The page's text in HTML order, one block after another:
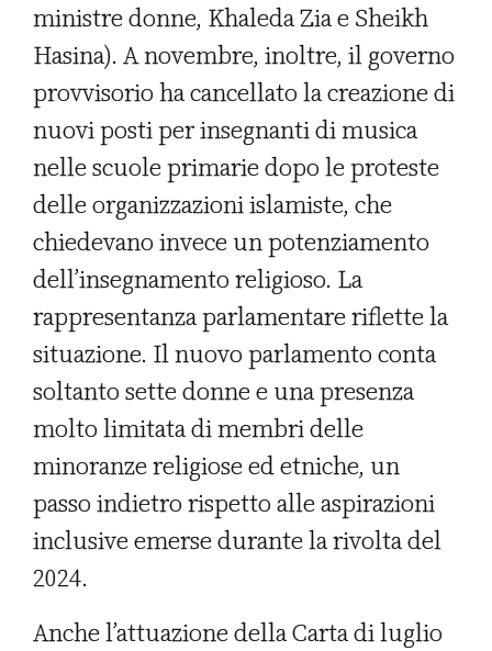
ministre donne, Khaleda Zia e Sheikh
Hasina). A novembre, inoltre, il governo
provvisorio ha cancellato la creazione di
nuovi posti per insegnanti di musica
nelle scuole primarie dopo le proteste
delle organizzazioni islamiste, che
chiedevano invece un potenziamento
dell’insegnamento religioso. La
rappresentanza parlamentare riflette la
situazione. Il nuovo parlamento conta
soltanto sette donne e una presenza
molto limitata di membri delle
minoranze religiose ed etniche, un
passo indietro rispetto alle aspirazioni
inclusive emerse durante la rivolta del
2024.
Anche l’attuazione della Carta di luglio